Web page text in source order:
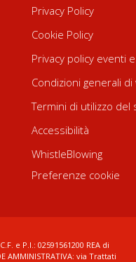
Privacy Policy
Cookie Policy
Privacy policy eventi
Condizioni generali di
Termini di utilizzo del
Accessibilità
WhistleBlowing
Preferenze cookie
e P.I.: 02591561200 REA di
AMMINISTRATIVA: via Trattati